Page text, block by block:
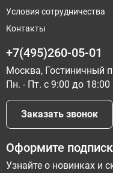
Условия сотрудничества
Контакты
+7(495)260-05-01
Москва, Гостиничный
Пн. - Пт. с 9:00 до 18:00
Заказать звонок
Оформите
Узнайте о новинках и